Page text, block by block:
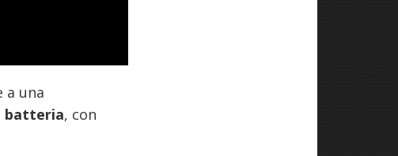
a una
batteria, con